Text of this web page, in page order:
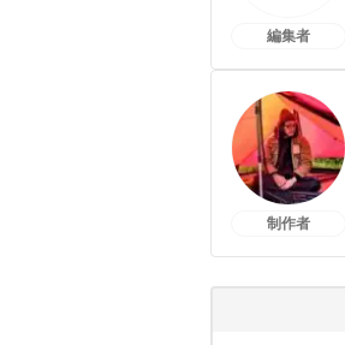
編集者
制作者